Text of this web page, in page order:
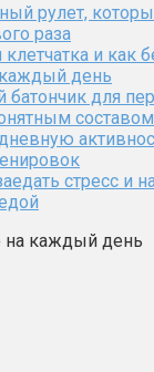
рулет,
раза
клетчатка и как
день
батончик для
составом
стресс и
на каждый день